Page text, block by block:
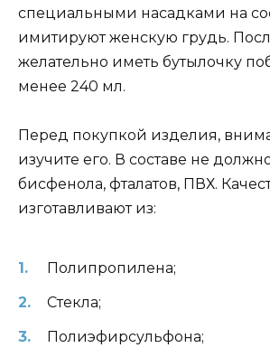
специальными насадками на
имитируют женскую грудь.
желательно иметь бутылочку
менее 240 мл.
Перед покупкой изделия,
изучите его. В составе не
бисфенола, фталатов, ПВХ.
изготавливают из:
Полипропилена;
Стекла;
Полиэфирсульфона;